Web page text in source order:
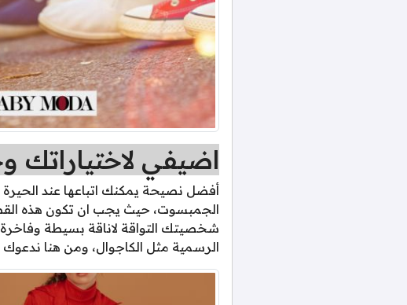
اضيفي
أفضل نصيحة يمكنك اتباعها عند الحيرة
الجمبسوت، حيث يجب ان تكون هذه
شخصيتك التواقة لاناقة بسيطة
الرسمية مثل الكاجوال، ومن هنا ندعوك